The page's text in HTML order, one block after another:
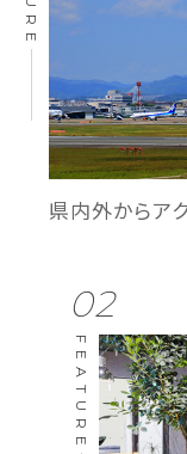
県内外からア
02
FEATURE